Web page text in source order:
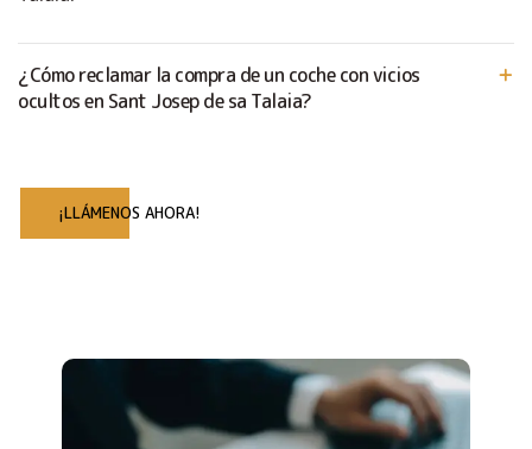
¿Cómo reclamar la compra de un coche con vicios
ocultos en Sant Josep de sa Talaia?
¡LLÁMENOS AHORA!